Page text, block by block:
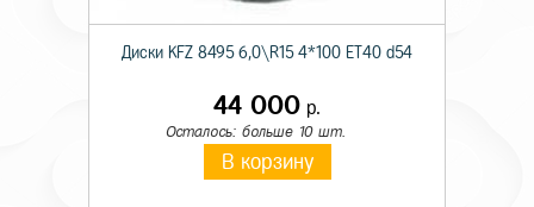
Диски KFZ 8495 6,0\R15 4*100 ET40 d54
44 000 р.
Осталось: больше 10 шт.
В корзину